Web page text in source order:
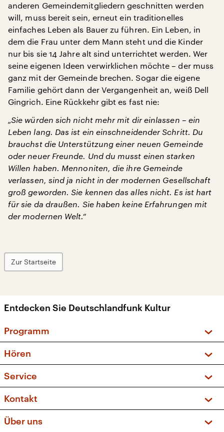
anderen Gemeindemitgliedern geschnitten werden
will, muss bereit sein, erneut ein traditionelles
einfaches Leben als Bauer zu führen. Ein Leben, in
dem die Frau unter dem Mann steht und die Kinder
nur bis sie 14 Jahre alt sind unterrichtet werden. Wer
seine eigenen Ideen verwirklichen möchte – der muss
ganz mit der Gemeinde brechen. Sogar die eigene
Familie gehört dann der Vergangenheit an, weiß Dell
Gingrich. Eine Rückkehr gibt es fast nie:
„Sie würden sich nicht mehr mit dir einlassen – ein
Leben lang. Das ist ein einschneidender Schritt. Du
brauchst die Unterstützung einer neuen Gemeinde
oder neuer Freunde. Und du musst einen starken
Willen haben. Mennoniten, die ihre Gemeinde
verlassen, sind ja nicht in der modernen Gesellschaft
groß geworden. Sie kennen das alles nicht. Es ist hart
für sie da draußen. Sie haben keine Erfahrungen mit
der modernen Welt.“
Zur Startseite
Entdecken Sie Deutschlandfunk Kultur
Programm
Sendungen und Podcasts
Musikliste
Kakadu – Das Kinderprogramm
Hören
Frequenzen (UKW + DAB+)
Service
FAQ
Apps
Newsletter
Kontakt
Über uns